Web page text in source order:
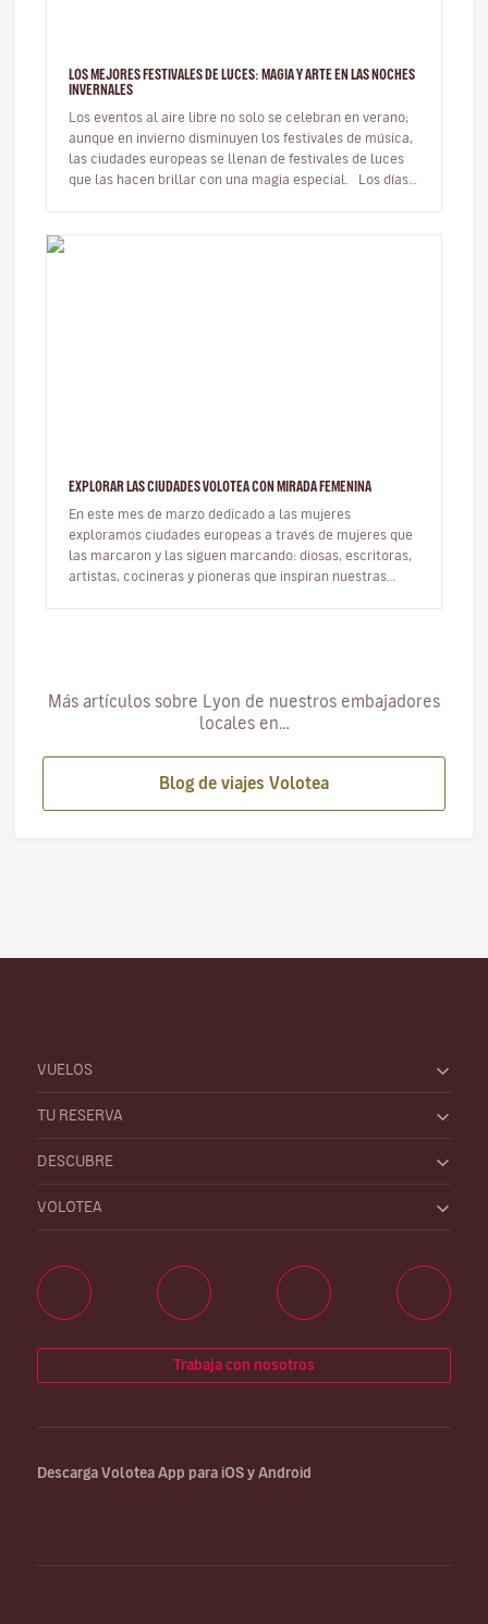
LOS MEJORES FESTIVALES DE LUCES: MAGIA Y ARTE EN LAS NOCHES
INVERNALES
Los eventos al aire libre no solo se celebran en verano;
aunque en invierno disminuyen los festivales de música,
las ciudades europeas se llenan de festivales de luces
que las hacen brillar con una magia especial. Los días
EXPLORAR LAS CIUDADES VOLOTEA CON MIRADA FEMENINA
En este mes de marzo dedicado a las mujeres
exploramos ciudades europeas a través de mujeres que
las marcaron y las siguen marcando: diosas, escritoras,
artistas, cocineras y pioneras que inspiran nuestras
Más artículos sobre Lyon de nuestros embajadores
locales en…
Blog de viajes Volotea
VUELOS
TU RESERVA
DESCUBRE
VOLOTEA
Trabaja con nosotros
Descarga Volotea App para iOS y Android